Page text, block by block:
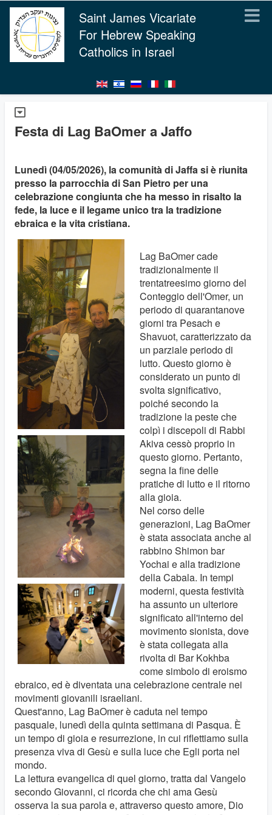
Saint James Vicariate
For Hebrew Speaking
Catholics in Israel
Festa di Lag BaOmer a Jaffo
Lunedì (04/05/2026), la comunità di Jaffa si è riunita
presso la parrocchia di San Pietro per una
celebrazione congiunta che ha messo in risalto la
fede, la luce e il legame unico tra la tradizione
ebraica e la vita cristiana.
Lag BaOmer cade
tradizionalmente il
trentatreesimo giorno del
Conteggio dell'Omer, un
periodo di quarantanove
giorni tra Pesach e
Shavuot, caratterizzato da
un parziale periodo di
lutto. Questo giorno è
considerato un punto di
svolta significativo,
poiché secondo la
tradizione la peste che
colpì i discepoli di Rabbi
Akiva cessò proprio in
questo giorno. Pertanto,
segna la fine delle
pratiche di lutto e il ritorno
alla gioia.
Nel corso delle
generazioni, Lag BaOmer
è stata associata anche al
rabbino Shimon bar
Yochai e alla tradizione
della Cabala. In tempi
moderni, questa festività
ha assunto un ulteriore
significato all'interno del
movimento sionista, dove
è stata collegata alla
rivolta di Bar Kokhba
come simbolo di eroismo
ebraico, ed è diventata una celebrazione centrale nei
movimenti giovanili israeliani.
Quest'anno, Lag BaOmer è caduta nel tempo
pasquale, lunedì della quinta settimana di Pasqua. È
un tempo di gioia e resurrezione, in cui riflettiamo sulla
presenza viva di Gesù e sulla luce che Egli porta nel
mondo.
La lettura evangelica di quel giorno, tratta dal Vangelo
secondo Giovanni, ci ricorda che chi ama Gesù
osserva la sua parola e, attraverso questo amore, Dio